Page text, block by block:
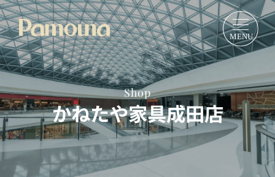
Shop
かねたや家具成田店